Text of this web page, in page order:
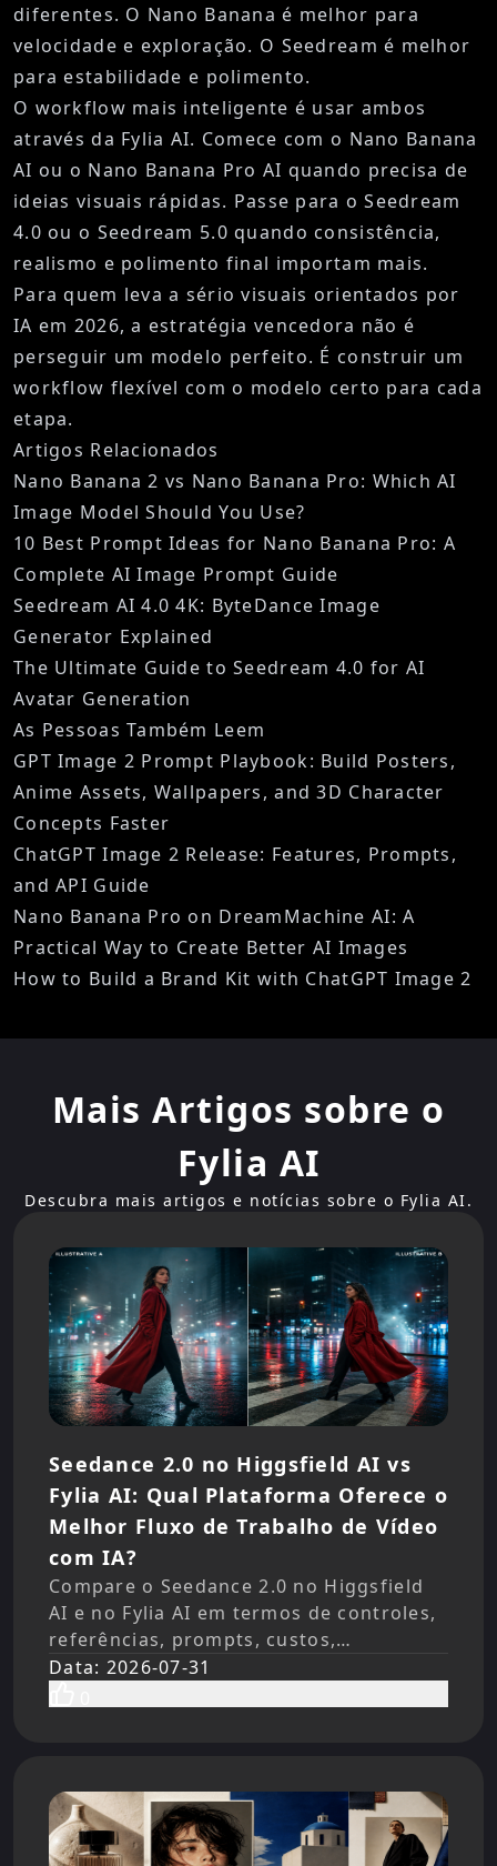
diferentes. O Nano Banana é melhor para
velocidade e exploração. O Seedream é melhor
para estabilidade e polimento.
O workflow mais inteligente é usar ambos
através da Fylia AI. Comece com o Nano Banana
AI ou o Nano Banana Pro AI quando precisa de
ideias visuais rápidas. Passe para o Seedream
4.0 ou o Seedream 5.0 quando consistência,
realismo e polimento final importam mais.
Para quem leva a sério visuais orientados por
IA em 2026, a estratégia vencedora não é
perseguir um modelo perfeito. É construir um
workflow flexível com o modelo certo para cada
etapa.
Artigos Relacionados
Nano Banana 2 vs Nano Banana Pro: Which AI
Image Model Should You Use?
10 Best Prompt Ideas for Nano Banana Pro: A
Complete AI Image Prompt Guide
Seedream AI 4.0 4K: ByteDance Image
Generator Explained
The Ultimate Guide to Seedream 4.0 for AI
Avatar Generation
As Pessoas Também Leem
GPT Image 2 Prompt Playbook: Build Posters,
Anime Assets, Wallpapers, and 3D Character
Concepts Faster
ChatGPT Image 2 Release: Features, Prompts,
and API Guide
Nano Banana Pro on DreamMachine AI: A
Practical Way to Create Better AI Images
How to Build a Brand Kit with ChatGPT Image 2
Mais Artigos sobre o
Fylia AI
Descubra mais artigos e notícias sobre o Fylia AI.
Seedance 2.0 no Higgsfield AI vs
Fylia AI: Qual Plataforma Oferece o
Melhor Fluxo de Trabalho de Vídeo
com IA?
Compare o Seedance 2.0 no Higgsfield
AI e no Fylia AI em termos de controles,
referências, prompts, custos,
velocidade, consistência, exportações e
Data: 2026-07-31